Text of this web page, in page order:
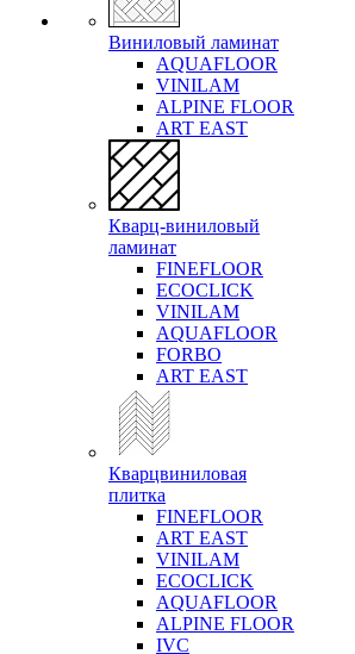
Виниловый ламинат
AQUAFLOOR
VINILAM
ALPINE FLOOR
ART EAST
Кварц-виниловый
ламинат
FINEFLOOR
ECOCLICK
VINILAM
AQUAFLOOR
FORBO
ART EAST
Кварцвиниловая
плитка
FINEFLOOR
ART EAST
VINILAM
ECOCLICK
AQUAFLOOR
ALPINE FLOOR
IVC